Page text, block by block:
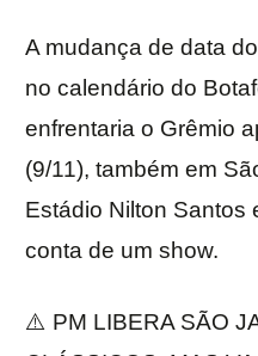
A mudança de data
no calendário do
enfrentaria o Grêmio
(9/11), também em
Estádio Nilton Santos
conta de um show.
⚠️ PM LIBERA SÃO